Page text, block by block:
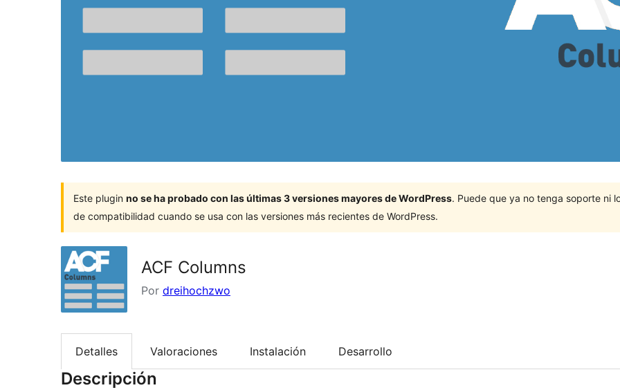
Este plugin no se ha probado con las últimas 3 versiones mayores de WordPress. Puede que ya no tenga soporte ni
de compatibilidad cuando se usa con las versiones más recientes de WordPress.
ACF Columns
Por dreihochzwo
Detalles Valoraciones Instalación Desarrollo
Descripción